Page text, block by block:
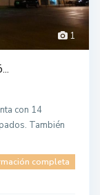
1
con 14
También
completa